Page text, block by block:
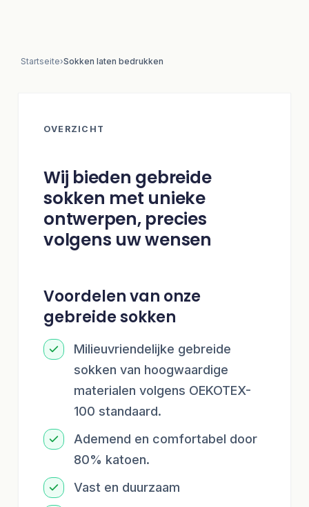
Startseite›Sokken laten bedrukken
OVERZICHT
Wij bieden gebreide
sokken met unieke
ontwerpen, precies
volgens uw wensen
Voordelen van onze
gebreide sokken
Milieuvriendelijke gebreide
sokken van hoogwaardige
materialen volgens OEKOTEX-
100 standaard.
Ademend en comfortabel door
80% katoen.
Vast en duurzaam